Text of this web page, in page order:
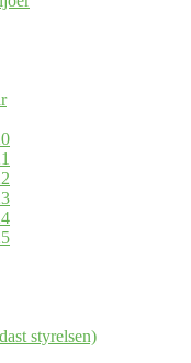
styrelsen)